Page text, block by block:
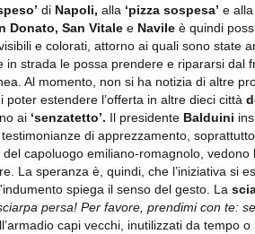
di Napoli, alla ‘pizza sospesa’ e alla
Donato, San Vitale e Navile è quindi
e colorati, attorno ai quali sono state
strada le possa prendere e ripararsi dal
Al momento, non si ha notizia di altre
poter estendere l’offerta in altre dieci città
ai ‘senzatetto’. Il presidente Balduini
di apprezzamento,
del capoluogo emiliano-romagnolo,
La speranza è, quindi, che l’iniziativa si
spiega il senso del gesto. La
persa! Per favore, prendimi con te:
capi vecchi, inutilizzati da tempo